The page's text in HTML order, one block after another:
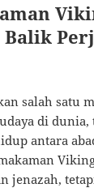
salah satu
di dunia,
antara
jenazah,